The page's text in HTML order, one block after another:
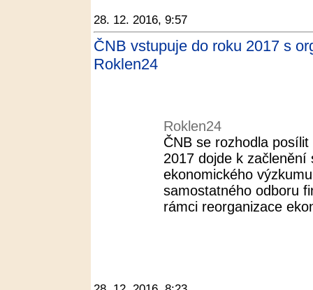
28. 12. 2016, 9:57
ČNB vstupuje do roku 2017 s
Roklen24
Roklen24
ČNB se rozhodla
2017 dojde k
ekonomického
samostatného odboru
rámci reorganizace